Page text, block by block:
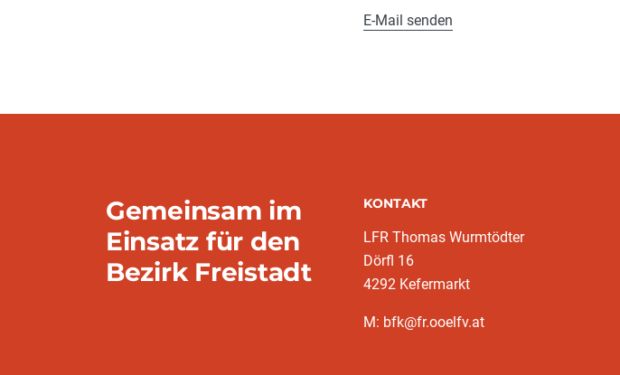
E-Mail senden
Gemeinsam im
Einsatz für den
Bezirk Freistadt
KONTAKT
LFR Thomas Wurmtödter
Dörfl 16
4292 Kefermarkt
M: bfk@fr.ooelfv.at